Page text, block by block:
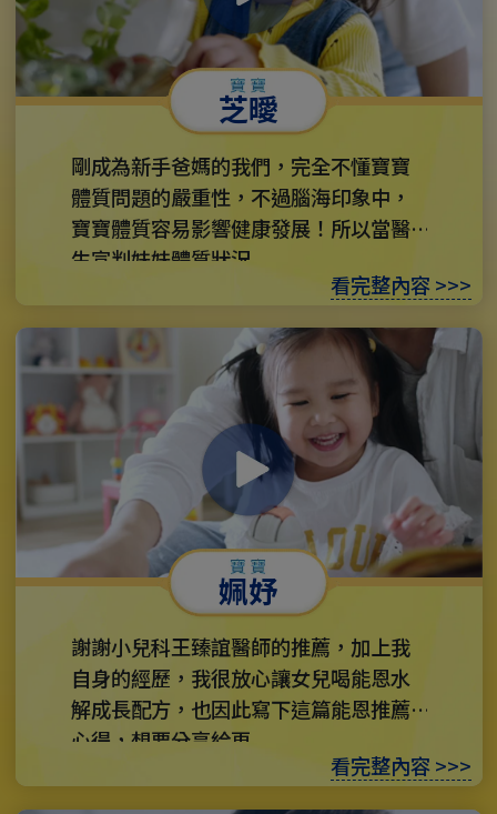
芝曖
剛成為新手爸媽的我們，完全不懂寶寶
體質問題的嚴重性，不過腦海印象中，
寶寶體質容易影響健康發展！所以當醫
生宣判妹妹體質狀況...
看完整內容 >>>
姵妤
謝謝小兒科王臻誼醫師的推薦，加上我
自身的經歷，我很放心讓女兒喝能恩水
解成長配方，也因此寫下這篇能恩推薦
心得，想要分享給更...
看完整內容 >>>